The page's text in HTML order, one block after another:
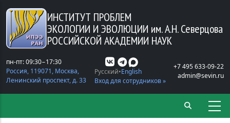
Перейти к основному содержанию
ИНСТИТУТ ПРОБЛЕМ
ЭКОЛОГИИ И ЭВОЛЮЦИИ им. А.Н. Северцова
РОССИЙСКОЙ АКАДЕМИИ НАУК
пн-пт: 09:30−17:30
Россия, 119071, Москва,
Ленинский проспект, д. 33
Русский English
Вход для сотрудников »
+7 495 633-09-22
admin@sevin.ru